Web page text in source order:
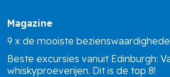
Magazine
9 x de mooiste
Beste excursies vanuit Edinburgh:
whiskyproeverijen. Dit is de top 8!